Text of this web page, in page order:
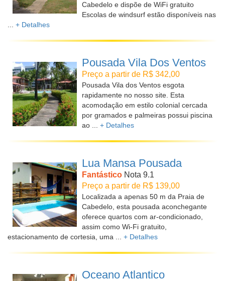
Cabedelo e dispõe de WiFi gratuito
Escolas de windsurf estão disponíveis nas
+ Detalhes
Pousada Vila Dos Ventos
Preço a partir de R$ 342,00
Pousada Vila dos Ventos esgota
rapidamente no nosso site. Esta
acomodação em estilo colonial cercada
por gramados e palmeiras possui piscina
ao ... + Detalhes
Lua Mansa Pousada
Fantástico Nota 9.1
Preço a partir de R$ 139,00
Localizada a apenas 50 m da Praia de
Cabedelo, esta pousada aconchegante
oferece quartos com ar-condicionado,
assim como Wi-Fi gratuito,
estacionamento de cortesia, uma ... + Detalhes
Oceano Atlantico